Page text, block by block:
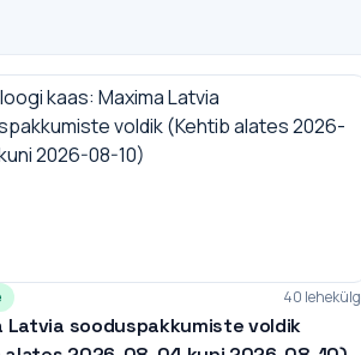
40
Latvia sooduspakkumiste voldik